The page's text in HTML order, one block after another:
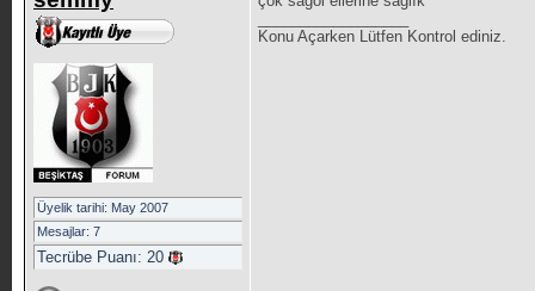
Üyelik tarihi: May 2007
Mesajlar: 7
Tecrübe Puanı: 20
Konu Açarken Lütfen Kontrol ediniz.